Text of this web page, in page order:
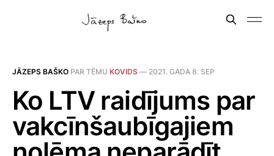
JĀZEPS BAŠKO PAR TĒMU KOVIDS — 2021. GADA 8. SEP
Ko LTV raidījums par
vakcīnšaubīgajiem